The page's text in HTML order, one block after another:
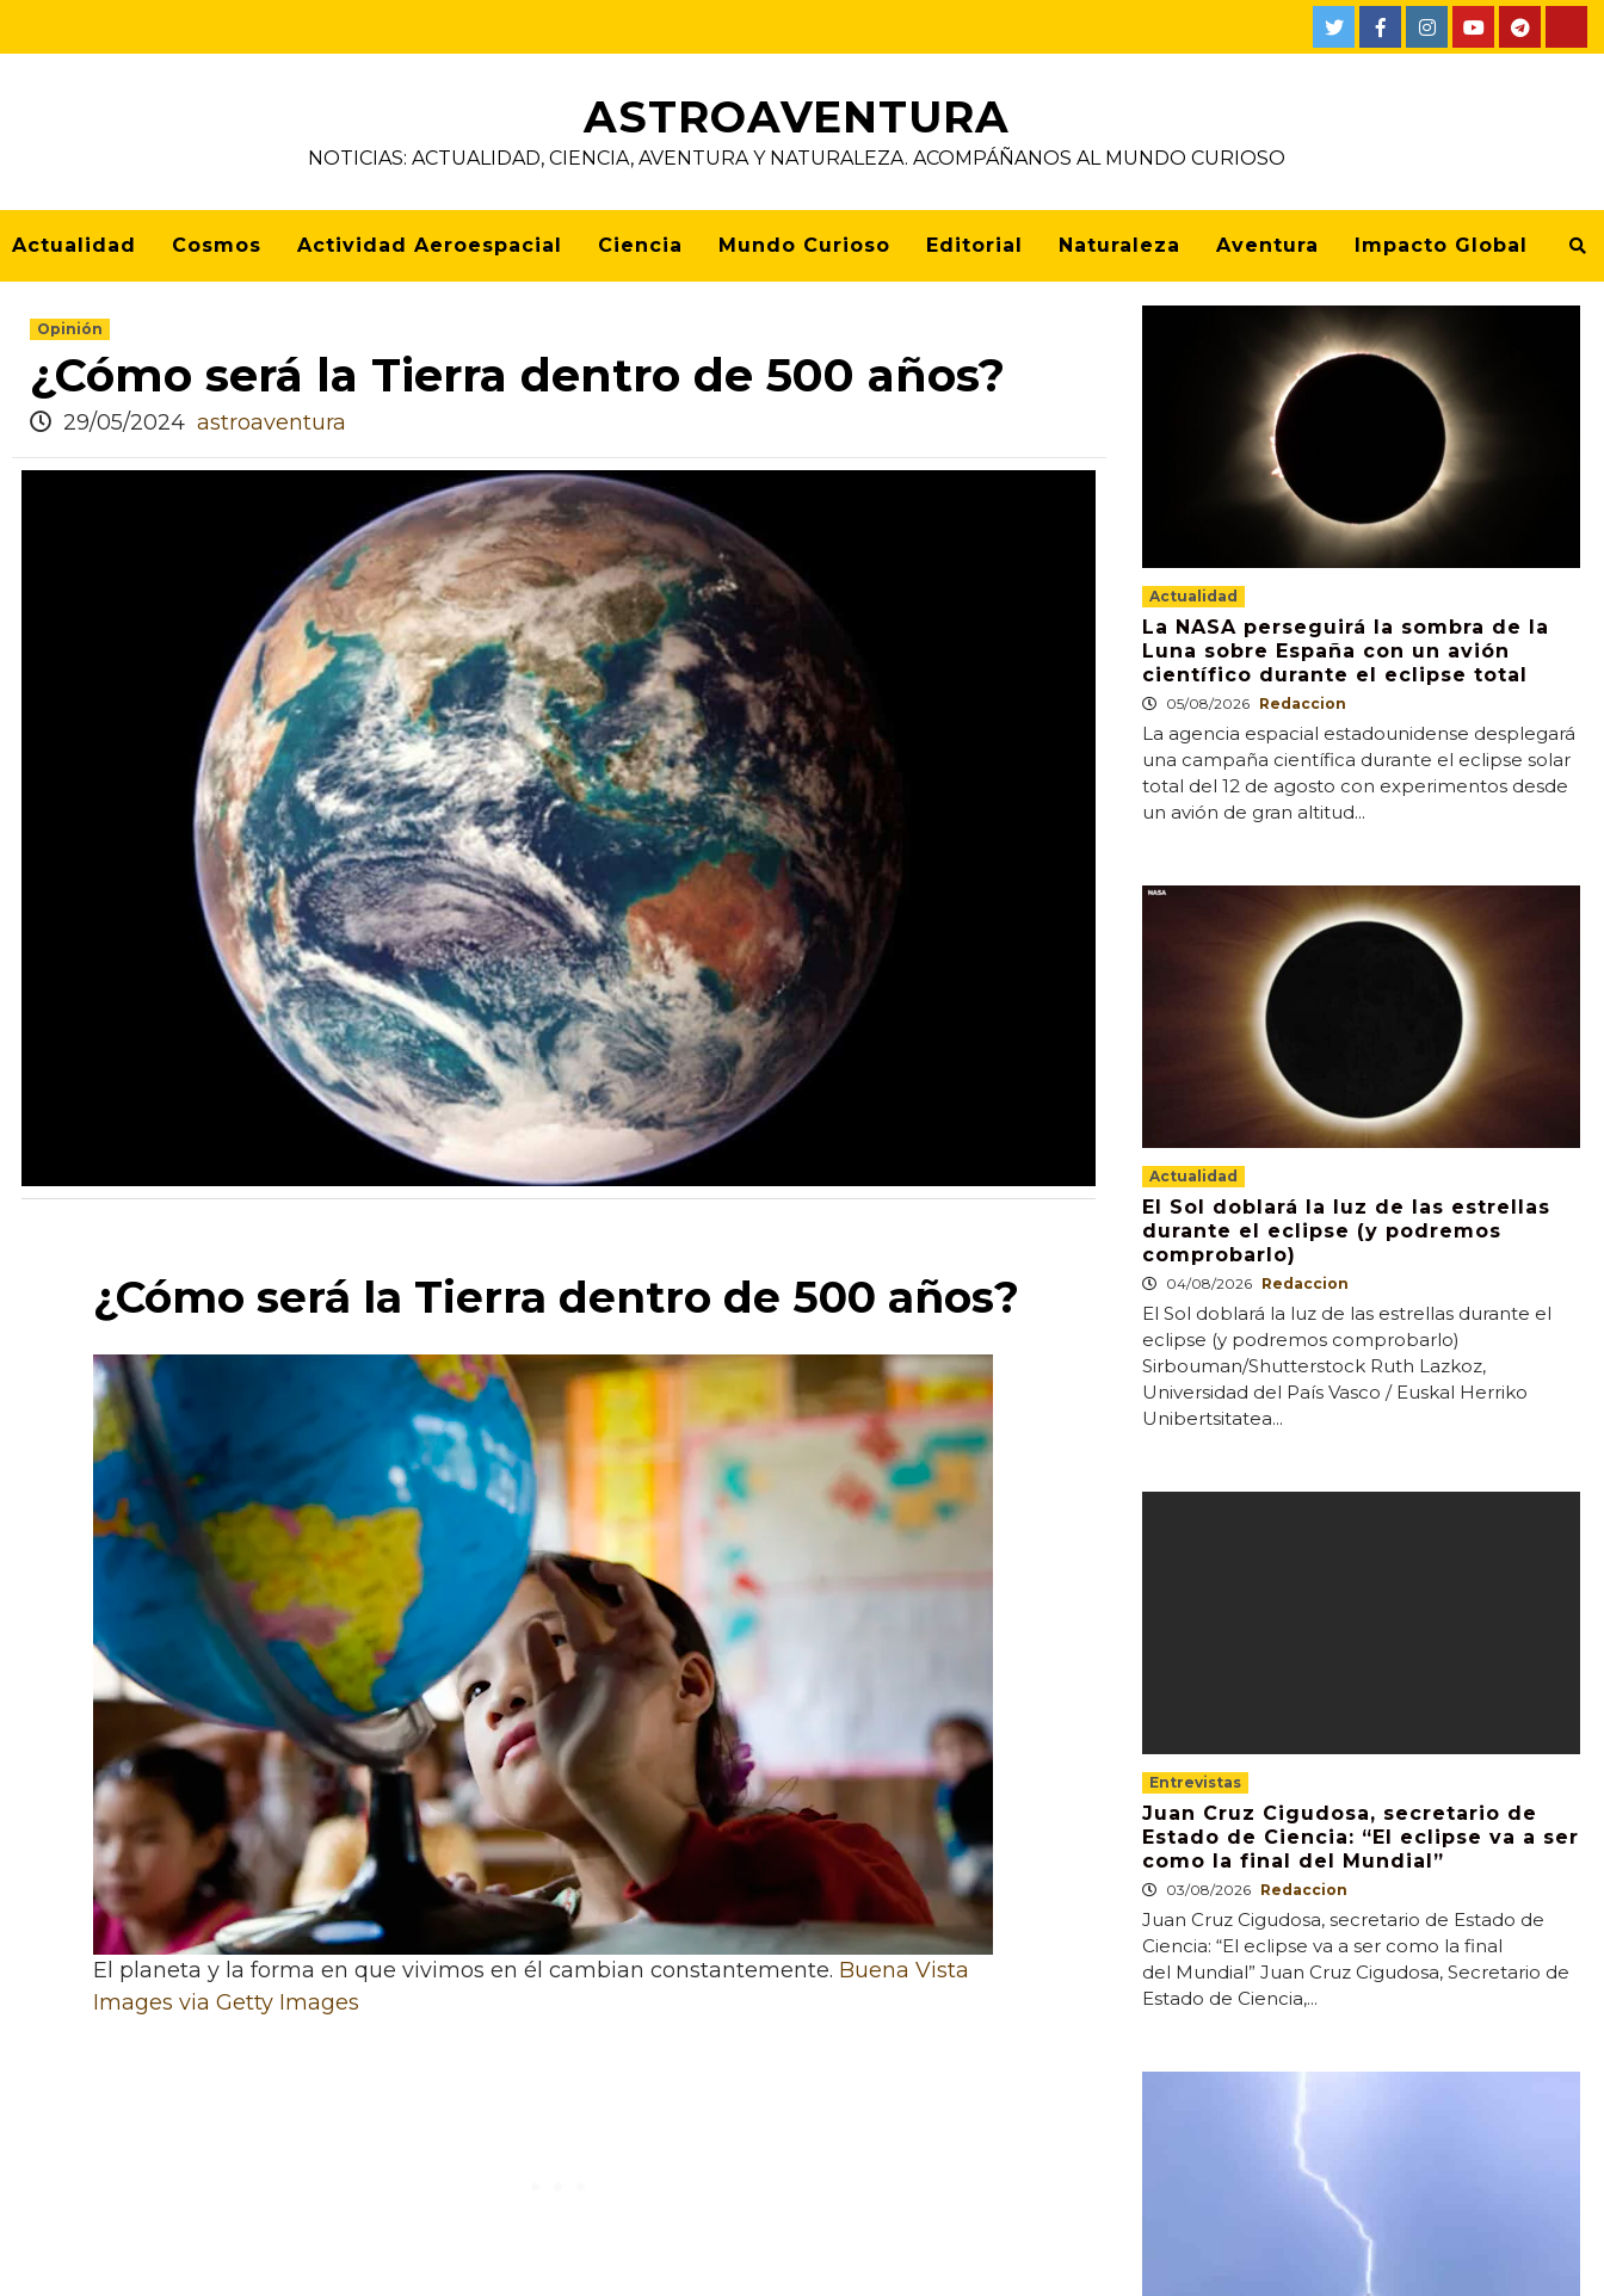
ASTROAVENTURA
NOTICIAS: ACTUALIDAD, CIENCIA, AVENTURA Y NATURALEZA. ACOMPÁÑANOS AL MUNDO CURIOSO
Actualidad Cosmos Actividad Aeroespacial Ciencia Mundo Curioso Editorial Naturaleza Aventura Impacto Global
Opinión
¿Cómo será la Tierra dentro de 500 años?
29/05/2024 astroaventura
¿Cómo será la Tierra dentro de 500 años?
El planeta y la forma en que vivimos en él cambian constantemente. Buena Vista
Images via Getty Images
Actualidad
La NASA perseguirá la sombra de la
Luna sobre España con un avión
científico durante el eclipse total
05/08/2026 Redaccion
La agencia espacial estadounidense desplegará
una campaña científica durante el eclipse solar
total del 12 de agosto con experimentos desde
un avión de gran altitud...
Actualidad
El Sol doblará la luz de las estrellas
durante el eclipse (y podremos
comprobarlo)
04/08/2026 Redaccion
El Sol doblará la luz de las estrellas durante el
eclipse (y podremos comprobarlo)
Sirbouman/Shutterstock Ruth Lazkoz,
Universidad del País Vasco / Euskal Herriko
Unibertsitatea...
Entrevistas
Juan Cruz Cigudosa, secretario de
Estado de Ciencia: “El eclipse va a ser
como la final del Mundial”
03/08/2026 Redaccion
Juan Cruz Cigudosa, secretario de Estado de
Ciencia: “El eclipse va a ser como la final
del Mundial” Juan Cruz Cigudosa, Secretario de
Estado de Ciencia,...